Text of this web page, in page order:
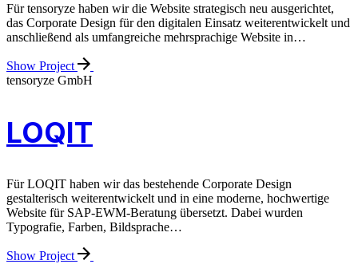
Für tensoryze haben wir die Website strategisch neu ausgerichtet,
das Corporate Design für den digitalen Einsatz weiterentwickelt und
anschließend als umfangreiche mehrsprachige Website in…
Show Project
tensoryze GmbH
LOQIT
Für LOQIT haben wir das bestehende Corporate Design
gestalterisch weiterentwickelt und in eine moderne, hochwertige
Website für SAP-EWM-Beratung übersetzt. Dabei wurden
Typografie, Farben, Bildsprache…
Show Project